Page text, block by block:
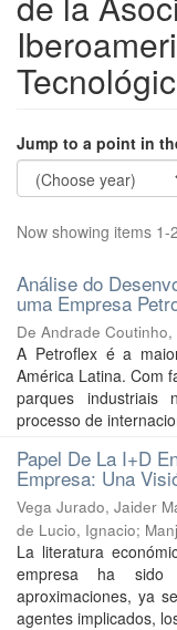
Jump to a point in
Now showing items 1-
Análise do
uma Empresa
De Andrade Coutinho,
A Petroflex é a
América Latina. Com
parques industriais
processo de
Papel De La I+D
Empresa: Una
Vega Jurado, Jaider
de Lucio, Ignacio;
La literatura
empresa ha sido
aproximaciones, ya
agentes implicados,